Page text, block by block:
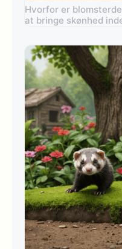
Hvorfor er
at bringe skønhed